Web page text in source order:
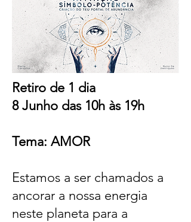
Retiro de 1 dia
8 Junho das 10h às 19h
Tema: AMOR
Estamos a ser chamados a
ancorar a nossa energia
neste planeta para a